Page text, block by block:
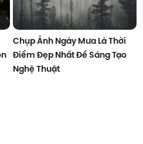
Chụp Ảnh Ngày Mưa Là Thời
Điểm Đẹp Nhất Để Sáng Tạo
Nghệ Thuật